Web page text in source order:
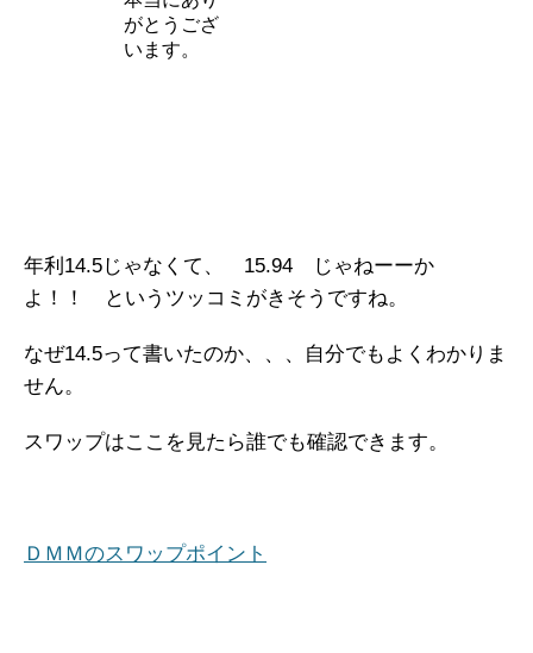
がとうござ
います。
年利14.5じゃなくて、 15.94 じゃねーーか
よ！！ というツッコミがきそうですね。
なぜ14.5って書いたのか、、、自分でもよくわかりま
せん。
スワップはここを見たら誰でも確認できます。
ＤＭＭのスワップポイント